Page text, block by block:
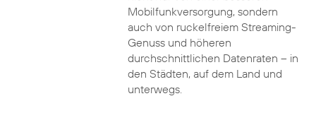
Mobilfunkversorgung, sondern
auch von ruckelfreiem Streaming-
Genuss und höheren
durchschnittlichen Datenraten – in
den Städten, auf dem Land und
unterwegs.